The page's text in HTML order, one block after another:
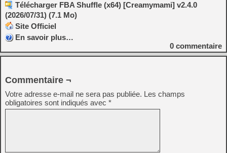
Télécharger FBA Shuffle (x64) [Creamymami] v2.4.0
(2026/07/31) (7.1 Mo)
Site Officiel
En savoir plus…
0 commentaire
Commentaire ¬
Votre adresse e-mail ne sera pas publiée. Les champs
obligatoires sont indiqués avec *